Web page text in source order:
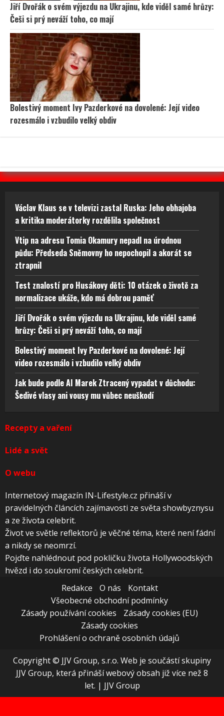
Jiří Dvořák o svém výjezdu na Ukrajinu, kde viděl samé hrůzy:
Češi si prý neváží toho, co mají
Bolestivý moment Ivy Pazderkové na dovolené: Její video
rozesmálo i vzbudilo velký obdiv
Václav Klaus se v televizi zastal Ruska: Jeho obhajoba
a kritika moderátorky rozdělila společnost
Vtip na adresu Tomia Okamury nepadl na úrodnou
půdu: Předseda Sněmovny ho nepochopil a akorát se
ztrapnil
Test znalostí pro Husákovy děti: 10 otázek o životě za
normalizace ukáže, kdo má dobrou paměť
Jiří Dvořák o svém výjezdu na Ukrajinu, kde viděl samé
hrůzy: Češi si prý neváží toho, co mají
Bolestivý moment Ivy Pazderkové na dovolené: Její
video rozesmálo i vzbudilo velký obdiv
Jak bude podle AI Marek Ztracený vypadat v důchodu:
Šedivé vlasy ani vousy mu vůbec neuškodí
Recepty a vaření
Lidé a svět
O webu
Internetový magazín IN-Lifestyle.cz přináší v
pravidelných článcích zajímavosti ze světa showbyznysu
a ze života celebrit.
Život ve světle reflektorů je věčné téma, které není fádní
a nikdy se neomrzí.
Pojďte nahlédnout pod pokličku života Hollywoodských
hvězd i do soukromí českých celebrit.
Redakce
O nás
Kontakt
Všeobecné obchodní podmínky
Zásady používání cookies
Zásady cookies (EU)
Zásady cookies
Prohlášení o ochraně osobních údajů
Copyright © JJV Group, s.r.o. Web je součástí skupiny
JJV Group, která přináší webový obsah již více než 8
let. | JJV Group